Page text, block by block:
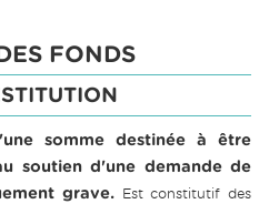
FONDS
somme destinée à être
soutien d'une demande de
grave. Est constitutif des